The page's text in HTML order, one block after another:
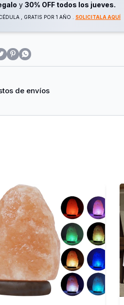
y 30% OFF todos los jueves.
, GRATIS POR 1 AÑO . SOLICITALA AQUÍ
 
de envíos